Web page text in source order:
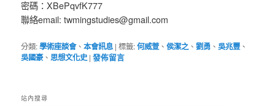
密碼：XBePqvfK777
聯絡email: twmingstudies@gmail.com
分類:學術座談會、本會訊息 |標籤:何威萱、侯潔之 、劉勇 、吳兆豐 、
吳國豪、 思想文化史 |發佈留言
站內搜尋